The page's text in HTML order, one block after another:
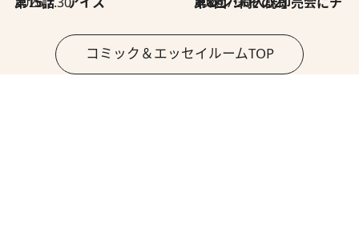
コミック＆エッセイルームTOP